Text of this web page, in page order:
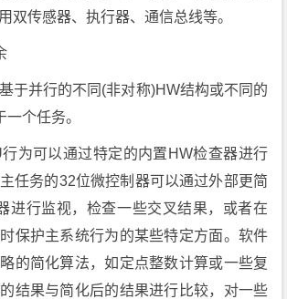
双传感器、执行器、通信总线等。
于并行的不同(非对称)HW结构或不同的
个任务。
为可以通过特定的内置HW检查器进行
任务的32位微控制器可以通过外部更简
进行监视，检查一些交叉结果，或者在
保护主系统行为的某些特定方面。软件
的简化算法，如定点整数计算或一些复
结果与简化后的结果进行比较，对一些